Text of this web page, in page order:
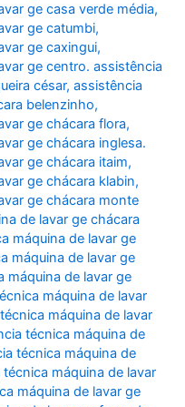
ge casa verde média,
ge catumbi,
ge caxingui,
ge centro. assistência
césar,assistência
belenzinho,
ge chácara flora,
ge chácara inglesa.
ge chácara itaim,
ge chácara klabin,
ge chácara monte
de lavar ge chácara
máquina de lavar ge
máquina de lavar ge
máquina de lavar ge
máquina de lavar
máquina de lavar
técnica máquina de
técnica máquina de
máquina de lavar
máquina de lavar ge